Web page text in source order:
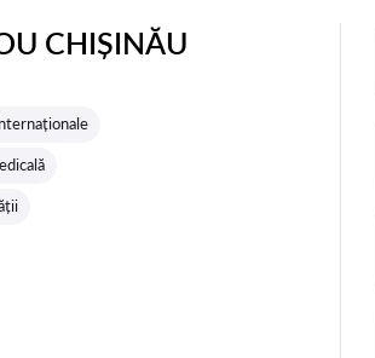
CHIȘINĂU